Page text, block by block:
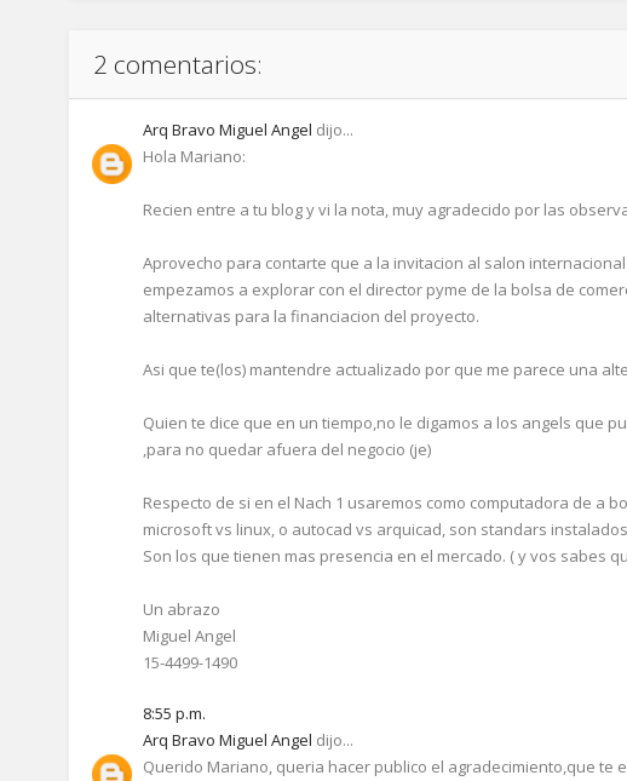
2 comentarios:
Arq Bravo Miguel Angel dijo...
Hola Mariano:
Recien entre a tu blog y vi la nota, muy agradecido por las
Aprovecho para contarte que a la invitacion al salon
empezamos a explorar con el director pyme de la bolsa de
alternativas para la financiacion del proyecto.
Asi que te(los) mantendre actualizado por que me parece una
Quien te dice que en un tiempo,no le digamos a los angels que
,para no quedar afuera del negocio (je)
Respecto de si en el Nach 1 usaremos como computadora de a
microsoft vs linux, o autocad vs arquicad, son standars
Son los que tienen mas presencia en el mercado. ( y vos sabes
Un abrazo
Miguel Angel
15-4499-1490
8:55 p.m.
Arq Bravo Miguel Angel dijo...
Querido Mariano, queria hacer publico el agradecimiento,que te